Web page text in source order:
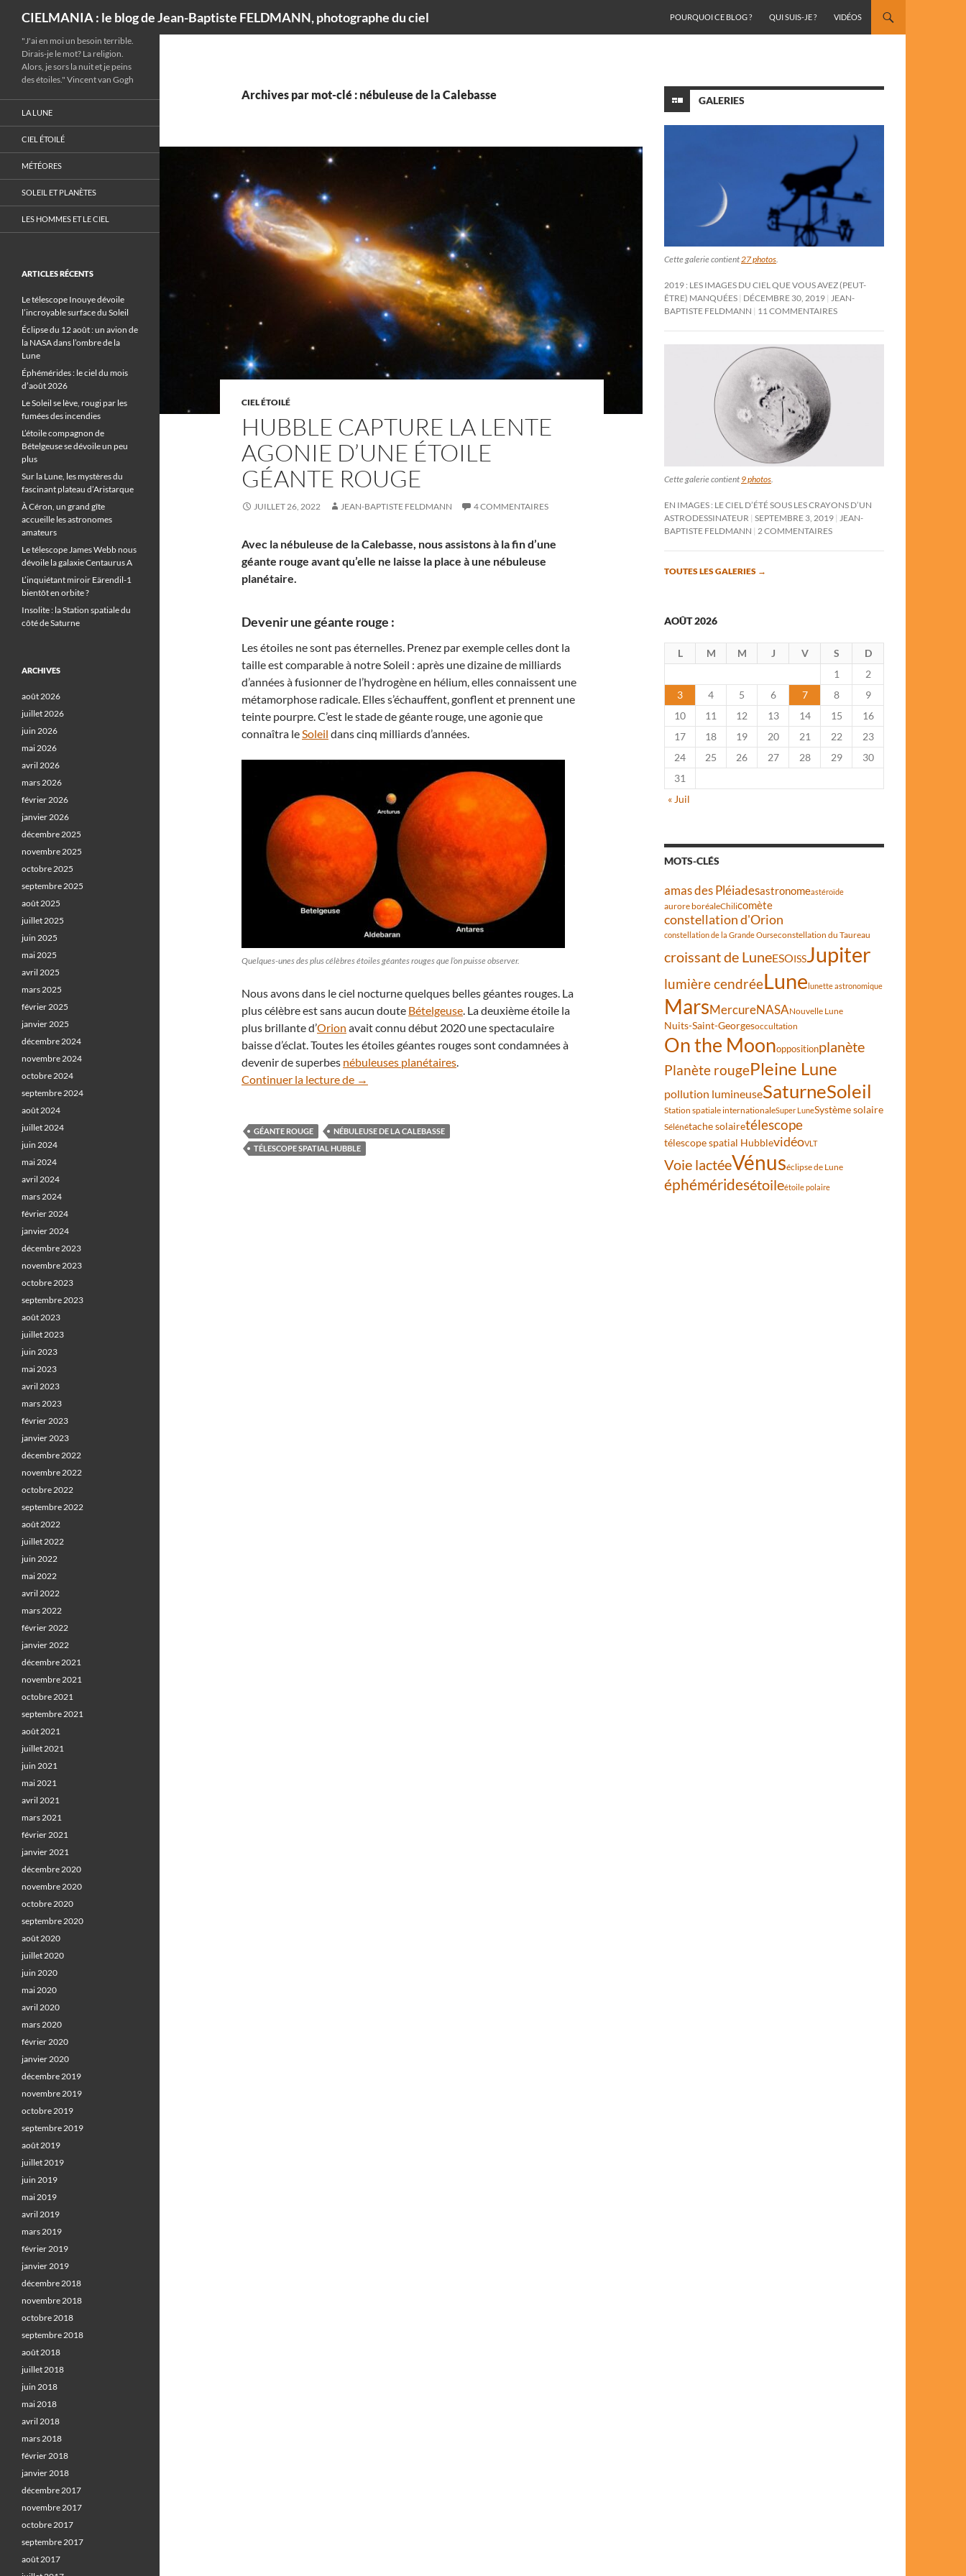
CIELMANIA : le blog de Jean-Baptiste FELDMANN, photographe du ciel
POURQUOI CE BLOG ?
QUI SUIS-JE ? VIDÉOS
Archives par mot-clé : nébuleuse de la Calebasse
CIEL ÉTOILÉ
HUBBLE CAPTURE LA LENTE
AGONIE D’UNE ÉTOILE
GÉANTE ROUGE
JUILLET 26, 2022 JEAN-BAPTISTE FELDMANN 4 COMMENTAIRES
Avec la nébuleuse de la Calebasse, nous assistons à la fin d’une
géante rouge avant qu’elle ne laisse la place à une nébuleuse
planétaire.
Devenir une géante rouge :
Les étoiles ne sont pas éternelles. Prenez par exemple celles dont la
taille est comparable à notre Soleil : après une dizaine de milliards
d’années à fusionner de l’hydrogène en hélium, elles connaissent une
métamorphose radicale. Elles s’échauffent, gonflent et prennent une
teinte pourpre. C’est le stade de géante rouge, une agonie que
connaîtra leSoleil dans cinq milliards d’années.
Quelques-unes des plus célèbres étoiles géantes rouges que l’on puisse observer.
Nous avons dans le ciel nocturne quelques belles géantes rouges. La
plus célèbre est sans aucun doute Bételgeuse. La deuxième étoile la
plus brillante d’Orion avait connu début 2020 une spectaculaire
baisse d’éclat. Toutes les étoiles géantes rouges sont condamnées à
devenir de superbes nébuleuses planétaires.
Continuer la lecture de Hubble capture la lente agonie d’une étoile géante rouge
→
GÉANTE ROUGE
NÉBULEUSE DE LA CALEBASSE
TÉLESCOPE SPATIAL HUBBLE
GALERIES
Cette galerie contient27 photos.
2019 : LES IMAGES DU CIEL QUE VOUS AVEZ (PEUT-
ÊTRE) MANQUÉES DÉCEMBRE 30, 2019 JEAN-
BAPTISTE FELDMANN
11 COMMENTAIRES
Cette galerie contient 9 photos
EN IMAGES : LE CIEL D’ÉTÉ SOUS LES CRAYONS D’UN
ASTRODESSINATEUR SEPTEMBRE 3, 2019
JEAN-
BAPTISTE FELDMANN
2 COMMENTAIRES
TOUTES LES GALERIES →
AOÛT 2026
L M M J V S
D
1
2
3
4 5 6 7 8
9
10
11 12 13 14 15
16
17
18 19 20 21 22
23
24
25 26 27 28 29
30
31
« Juil
MOTS-CLÉS
amas des Pléiadesastronomeastéroïde
aurore boréaleChilicomète
constellation d'Orion
constellation de la Grande Ourseconstellation du Taureau
croissant de LuneESOISSJupiter
lumière cendréeLunelunette astronomique
MarsMercureNASANouvelle Lune
Nuits-Saint-Georgesoccultation
On the Moonoppositionplanète
Planète rougePleine Lune
pollution lumineuseSaturneSoleil
Station spatiale internationaleSuper LuneSystème solaire
Sélénétache solairetélescope
télescope spatial HubblevidéoVLT
Voie lactéeVénuséclipse de Lune
éphéméridesétoileétoile polaire
"J'ai en moi un besoin terrible.
Dirais-je le mot? La religion.
Alors, je sors la nuit et je peins
des étoiles." Vincent van Gogh
LA LUNE
CIEL ÉTOILÉ
MÉTÉORES
SOLEIL ET PLANÈTES
LES HOMMES ET LE CIEL
ARTICLES RÉCENTS
Le télescope Inouye dévoile
l’incroyable surface du Soleil
Éclipse du 12 août : un avion de
la NASA dans l’ombre de la
Lune
Éphémérides : le ciel du mois
d’août 2026
Le Soleil se lève, rougi par les
fumées des incendies
L’étoile compagnon de
Bételgeuse se dévoile un peu
plus
Sur la Lune, les mystères du
fascinant plateau d’Aristarque
À Céron, un grand gîte
accueille les astronomes
amateurs
Le télescope James Webb nous
dévoile la galaxie Centaurus A
L’inquiétant miroir Eärendil-1
bientôt en orbite ?
Insolite : la Station spatiale du
côté de Saturne
ARCHIVES
août 2026
juillet 2026
juin 2026
mai 2026
avril 2026
mars 2026
février 2026
janvier 2026
décembre 2025
novembre 2025
octobre 2025
septembre 2025
août 2025
juillet 2025
juin 2025
mai 2025
avril 2025
mars 2025
février 2025
janvier 2025
décembre 2024
novembre 2024
octobre 2024
septembre 2024
août 2024
juillet 2024
juin 2024
mai 2024
avril 2024
mars 2024
février 2024
janvier 2024
décembre 2023
novembre 2023
octobre 2023
septembre 2023
août 2023
juillet 2023
juin 2023
mai 2023
avril 2023
mars 2023
février 2023
janvier 2023
décembre 2022
novembre 2022
octobre 2022
septembre 2022
août 2022
juillet 2022
juin 2022
mai 2022
avril 2022
mars 2022
février 2022
janvier 2022
décembre 2021
novembre 2021
octobre 2021
septembre 2021
août 2021
juillet 2021
juin 2021
mai 2021
avril 2021
mars 2021
février 2021
janvier 2021
décembre 2020
novembre 2020
octobre 2020
septembre 2020
août 2020
juillet 2020
juin 2020
mai 2020
avril 2020
mars 2020
février 2020
janvier 2020
décembre 2019
novembre 2019
octobre 2019
septembre 2019
août 2019
juillet 2019
juin 2019
mai 2019
avril 2019
mars 2019
février 2019
janvier 2019
décembre 2018
novembre 2018
octobre 2018
septembre 2018
août 2018
juillet 2018
juin 2018
mai 2018
avril 2018
mars 2018
février 2018
janvier 2018
décembre 2017
novembre 2017
octobre 2017
septembre 2017
août 2017